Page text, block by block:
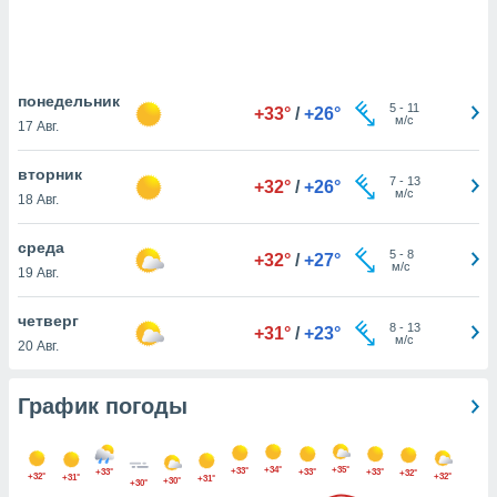
установки
веб-
мы и
как
понедельник
17 Авг.
+33° / +26° 5- 11
м/с
вторник
18 Авг.
+32° / +26° 7- 13
м/с
среда
19 Авг.
+32° / +27° 5- 8
м/с
четверг
20 Авг.
+31° / +23° 8- 13
м/с
График погоды
+32° +31°
+33°
+30°
+30° +31°
+33° +34° +33° +35° +33° +32° +32°